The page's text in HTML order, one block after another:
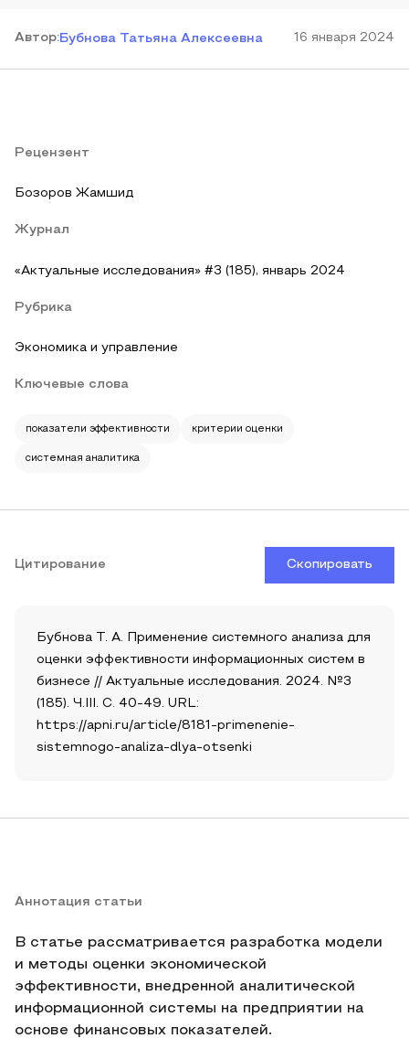
Автор:Бубнова Татьяна Алексеевна 16 января 2024
Рецензент
Бозоров Жамшид
Журнал
«Актуальные исследования» #3 (185), январь 2024
Рубрика
Экономика и управление
Ключевые слова
показатели эффективности критерии оценки
системная аналитика
Цитирование Скопировать
Бубнова Т. А. Применение системного анализа для
оценки эффективности информационных систем в
бизнесе // Актуальные исследования. 2024. №3
(185). Ч.III. С. 40-49. URL:
https://apni.ru/article/8181-primenenie-
sistemnogo-analiza-dlya-otsenki
Аннотация статьи
В статье рассматривается разработка модели
и методы оценки экономической
эффективности, внедренной аналитической
информационной системы на предприятии на
основе финансовых показателей.